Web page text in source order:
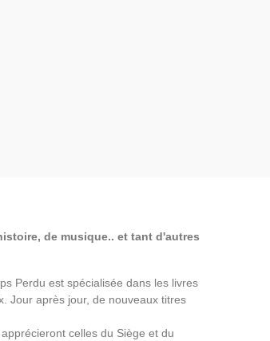
de musique.. et tant d'autres
Perdu est spécialisée dans les livres
Jour après jour, de nouveaux titres
celles du Siège et du